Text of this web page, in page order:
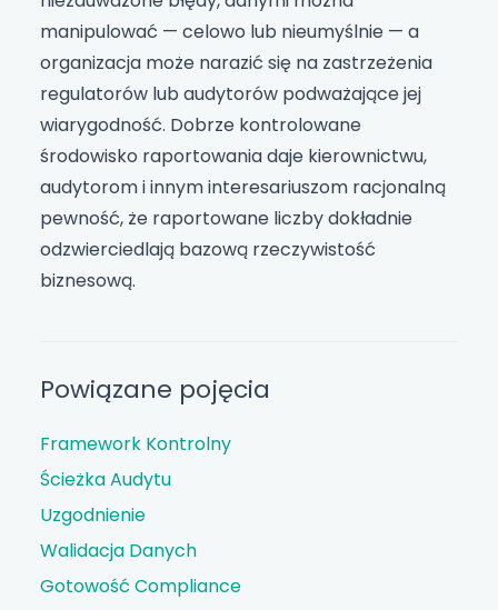
manipulować — celowo lub nieumyślnie — a
organizacja może narazić się na zastrzeżenia
regulatorów lub audytorów podważające jej
wiarygodność. Dobrze kontrolowane
środowisko raportowania daje kierownictwu,
audytorom i innym interesariuszom racjonalną
pewność, że raportowane liczby dokładnie
odzwierciedlają bazową rzeczywistość
biznesową.
Powiązane pojęcia
Framework Kontrolny
Ścieżka Audytu
Uzgodnienie
Walidacja Danych
Gotowość Compliance